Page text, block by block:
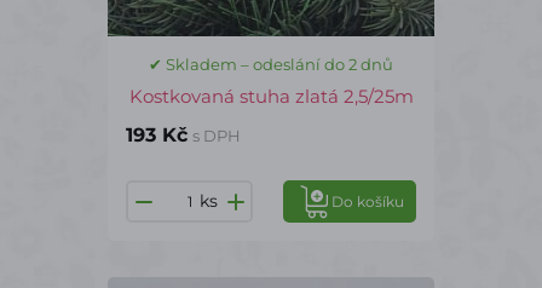
✔ Skladem – odeslání do 2 dnů
Kostkovaná stuha zlatá 2,5/25m
193 Kč s DPH
ks Do košíku